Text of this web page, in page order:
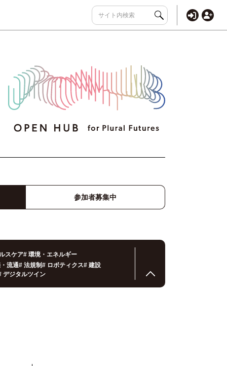
参加者募集中
スケア# 環境・エネルギー
流通# 法規制# ロボティクス# 建設
デジタルツイン